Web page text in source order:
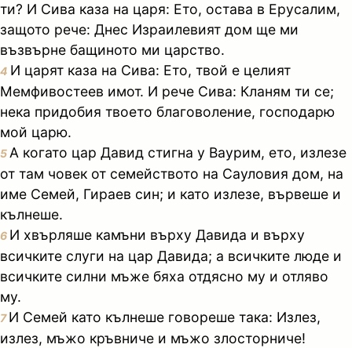
ти? И Сива каза на царя: Ето, остава в Ерусалим,
защото рече: Днес Израилевият дом ще ми
възвърне бащиното ми царство.
4 И царят каза на Сива: Ето, твой е целият
Мемфивостеев имот. И рече Сива: Кланям ти се;
нека придобия твоето благоволение, господарю
мой царю.
5 А когато цар Давид стигна у Ваурим, ето, излезе
от там човек от семейството на Сауловия дом, на
име Семей, Гираев син; и като излезе, вървеше и
кълнеше.
6 И хвърляше камъни върху Давида и върху
всичките слуги на цар Давида; а всичките люде и
всичките силни мъже бяха отдясно му и отляво
му.
7И Семей като кълнеше говореше така: Излез,
излез, мъжо кръвниче и мъжо злосторниче!